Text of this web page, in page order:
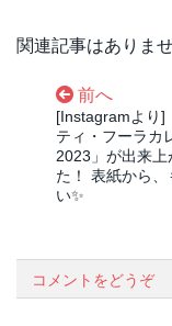
関連記事はありま
前へ
[Instagramより]
ティ・フーラカ
2023」が出来上
た！ 表紙から、
い✨
コメントをどうぞ